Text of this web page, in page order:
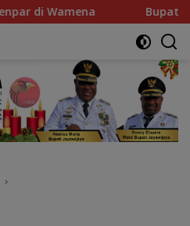
Bupati Jayawijaya Ajak